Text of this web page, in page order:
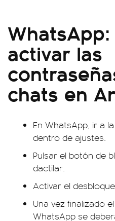
activar las
chats en
En WhatsApp, ir a
dentro de ajustes.
Pulsar el botón de
dactilar.
Activar el
Una vez finalizado
WhatsApp se